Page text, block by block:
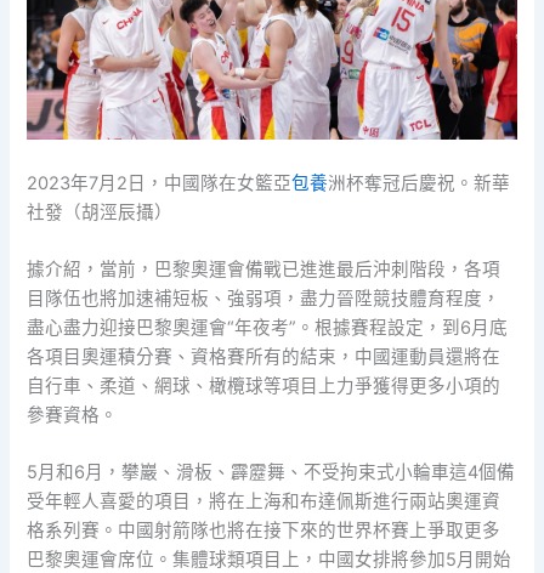
2023年7月2日，中國隊在女籃亞包養洲杯奪冠后慶祝。新華
社發（胡涇辰攝）
據介紹，當前，巴黎奧運會備戰已進進最后沖刺階段，各項
目隊伍也將加速補短板、強弱項，盡力晉陞競技體育程度，
盡心盡力迎接巴黎奧運會“年夜考”。根據賽程設定，到6月底
各項目奧運積分賽、資格賽所有的結束，中國運動員還將在
自行車、柔道、網球、橄欖球等項目上力爭獲得更多小項的
參賽資格。
5月和6月，攀巖、滑板、霹靂舞、不受拘束式小輪車這4個備
受年輕人喜愛的項目，將在上海和布達佩斯進行兩站奧運資
格系列賽。中國射箭隊也將在接下來的世界杯賽上爭取更多
巴黎奧運會席位。集體球類項目上，中國女排將參加5月開始